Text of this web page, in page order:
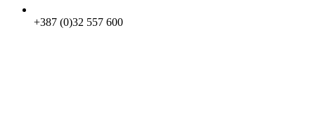
+387 (0)32 557 600